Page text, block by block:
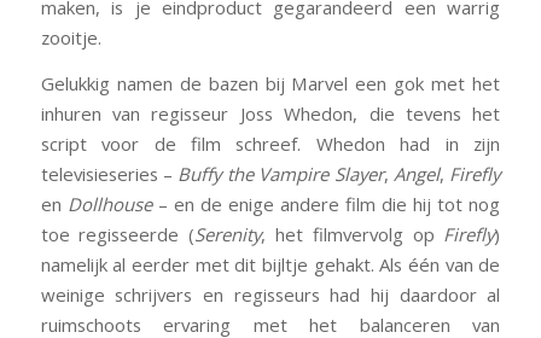
maken, is je eindproduct gegarandeerd een warrig
zooitje.
Gelukkig namen de bazen bij Marvel een gok met het
inhuren van regisseur Joss Whedon, die tevens het
script voor de film schreef. Whedon had in zijn
televisieseries – Buffy the Vampire Slayer, Angel, Firefly
en Dollhouse – en de enige andere film die hij tot nog
toe regisseerde (Serenity, het filmvervolg op Firefly)
namelijk al eerder met dit bijltje gehakt. Als één van de
weinige schrijvers en regisseurs had hij daardoor al
ruimschoots ervaring met het balanceren van